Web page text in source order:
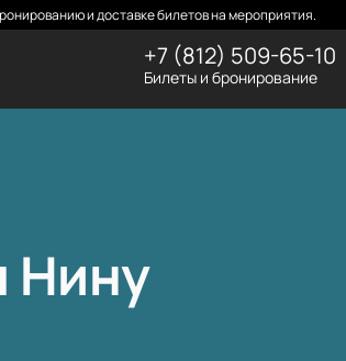
и доставке билетов на мероприятия.
+7 (812) 509-65-10
Билеты и бронирование
Нину